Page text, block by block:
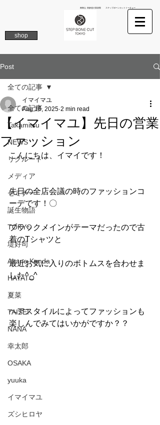
南青山 表参道の美容院 ステップボーンカットトーキョー
shop
Post
全ての記事
Takamitsu
NEWS
リクルート
メディア
セミナー
誕生物語
TOKYO
堤好司
Akane Kanda
HAYATO
夏菜
TAISEI
NANA
幸太郎
OSAKA
yuuka
イマイマユ
ズシヒロヤ
全ての記事
【イマイマユ】先日の営業
ファッション
イマイマユ
Aug 16, 2025 2 min read
こんにちは、イマイです！
先日の全店会議の時のファッションコ
ーデです！〇
ブラックメインがテーマだったので古
着のTシャツと
最近お気に入りのボトムスを合わせま
した^_^
ヘアスタイルによってファッションも
楽しんでみてはいかがですか？？